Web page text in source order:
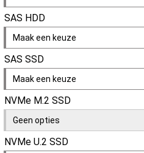
SAS HDD
Maak een keuze
SAS SSD
Maak een keuze
NVMe M.2 SSD
Geen opties
NVMe U.2 SSD